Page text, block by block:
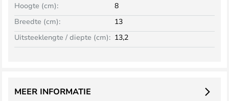
Breedte (cm): 13
Hoogte (cm): 8
Uitsteeklengte / diepte (cm): 13,2
MEER INFORMATIE